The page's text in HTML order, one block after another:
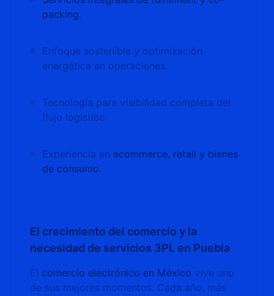
packing.
Enfoque sostenible y optimización
energética en operaciones.
Tecnología para visibilidad completa del
flujo logístico.
Experiencia en ecommerce, retail y bienes
de consumo.
El crecimiento del comercio y la
necesidad de servicios 3PL en Puebla
El comercio electrónico en México vive uno
de sus mejores momentos. Cada año, más